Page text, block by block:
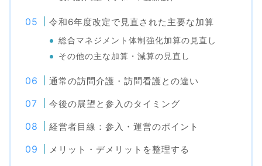
令和6年度改定で見直された主要な加算
総合マネジメント体制強化加算の見直し
その他の主な加算・減算の見直し
通常の訪問介護・訪問看護との違い
今後の展望と参入のタイミング
経営者目線：参入・運営のポイント
メリット・デメリットを整理する